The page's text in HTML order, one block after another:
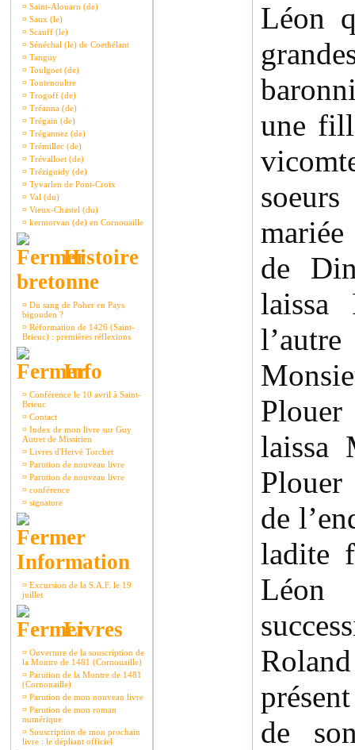
¤ Saint-Alouarn (de)
¤ Saux (le)
¤ Scauff (le)
¤ Sénéchal (le) de Coethélant
¤ Tanguy
¤ Toulgoet (de)
¤ Toutenoultre
¤ Trogoff (de)
¤ Tréanna (de)
¤ Trégain (de)
¤ Trégannez (de)
¤ Trémillec (de)
¤ Trévalloet (de)
¤ Tréziguidy (de)
¤ Tyvarlen de Pont-Croix
¤ Val (du)
¤ Vieux-Chastel (du)
¤ kermorvan (de) en Cornouaille
Histoire
bretonne
¤ Du sang de Poher en Pays
bigouden ?
¤ Réformation de 1426 (Saint-
Brieuc) : premières réflexions
Info
¤ Conférence le 10 avril à Saint-
Brieuc
¤ Contact
¤ Index de mon livre sur Guy
Autret de Missirien
¤ Livres d'Hervé Torchet
¤ Parution de nouveau livre
¤ Parution de nouveau livre
¤ conférence
¤ signature
Information
¤ Excursion de la S.A.F. le 19
juillet
Livres
¤ Ouverture de la souscription de
la Montre de 1481 (Cornouaille)
¤ Parution de la Montre de 1481
(Cornouaille)
¤ Parution de mon nouveau livre
¤ Parution de mon roman
numérique
¤ Souscription de mon prochain
livre : le dépliant officiel
Léon
une
de
Plouer
laissa
de
ladite
de